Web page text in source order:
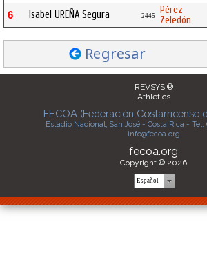
6 Isabel UREÑA Segura 2445
Pérez
Zeledón
Regresar
REVSYS ®
Athletics
FECOA (Federación Costarricense
Estadio Nacional, San José - Costa Rica - Tel.
info@fecoa.org
fecoa.org
Copyright © 2026